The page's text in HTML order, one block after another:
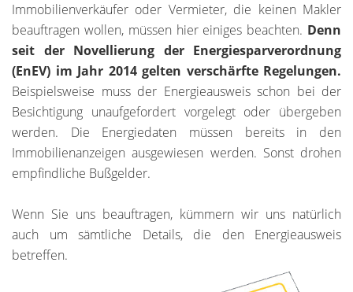
Immobilienverkäufer oder Vermieter, die keinen Makler
beauftragen wollen, müssen hier einiges beachten. Denn
seit der Novellierung der Energiesparverordnung
(EnEV) im Jahr 2014 gelten verschärfte Regelungen.
Beispielsweise muss der Energieausweis schon bei der
Besichtigung unaufgefordert vorgelegt oder übergeben
werden. Die Energiedaten müssen bereits in den
Immobilienanzeigen ausgewiesen werden. Sonst drohen
empfindliche Bußgelder.
Wenn Sie uns beauftragen, kümmern wir uns natürlich
auch um sämtliche Details, die den Energieausweis
betreffen.